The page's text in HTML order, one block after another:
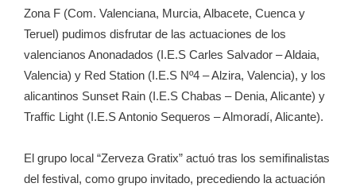
Zona F (Com. Valenciana, Murcia, Albacete, Cuenca y
Teruel) pudimos disfrutar de las actuaciones de los
valencianos Anonadados (I.E.S Carles Salvador – Aldaia,
Valencia) y Red Station (I.E.S Nº4 – Alzira, Valencia), y los
alicantinos Sunset Rain (I.E.S Chabas – Denia, Alicante) y
Traffic Light (I.E.S Antonio Sequeros – Almoradí, Alicante).
El grupo local “Zerveza Gratix” actuó tras los semifinalistas
del festival, como grupo invitado, precediendo la actuación